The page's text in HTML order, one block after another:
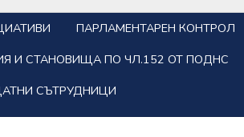
ПАРЛАМЕНТАРЕН КОНТРОЛ
И СТАНОВИЩА ПО ЧЛ.152 ОТ ПОДНС
СЪТРУДНИЦИ